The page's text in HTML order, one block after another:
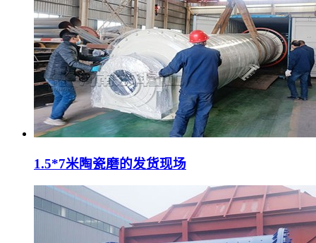
1.5*7米陶瓷磨的发货现场